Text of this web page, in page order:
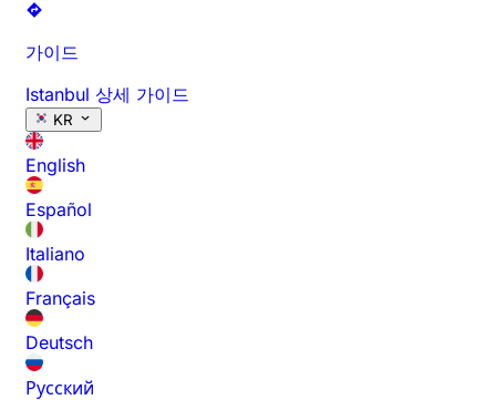
가이드
Istanbul 상세 가이드
KR
English
Español
Italiano
Français
Deutsch
Русский